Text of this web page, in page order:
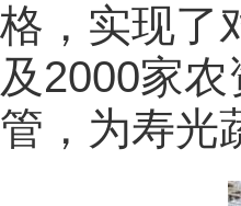
格，实现了
及2000家
管，为寿光